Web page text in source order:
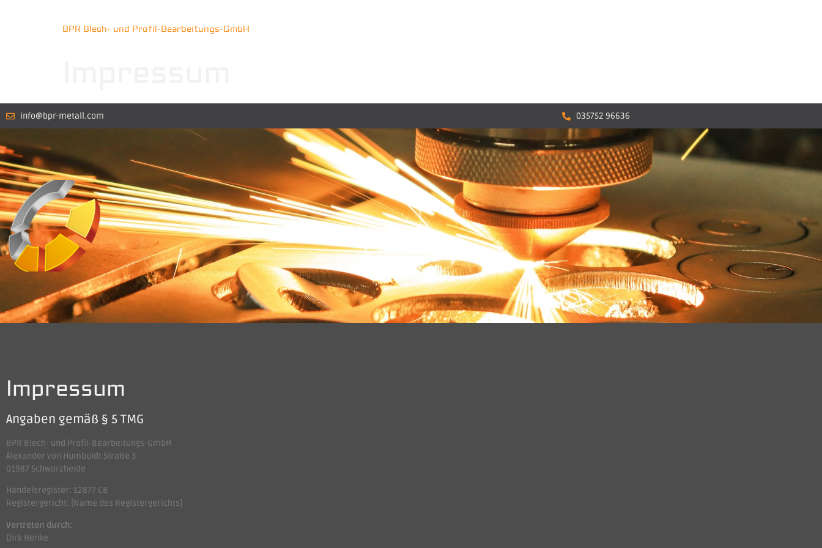
BPR Blech- und Profil-Bearbeitungs-GmbH
info@bpr-metall.com 035752 96636
Impressum
Angaben gemäß § 5 TMG
BPR Blech- und Profil-Bearbeitungs-GmbH
Alexander von Humboldt Straße 3
01987 Schwarzheide
Handelsregister: 12877 CB
Registergericht: [Name des Registergerichts]
Vertreten durch:
Dirk Henke